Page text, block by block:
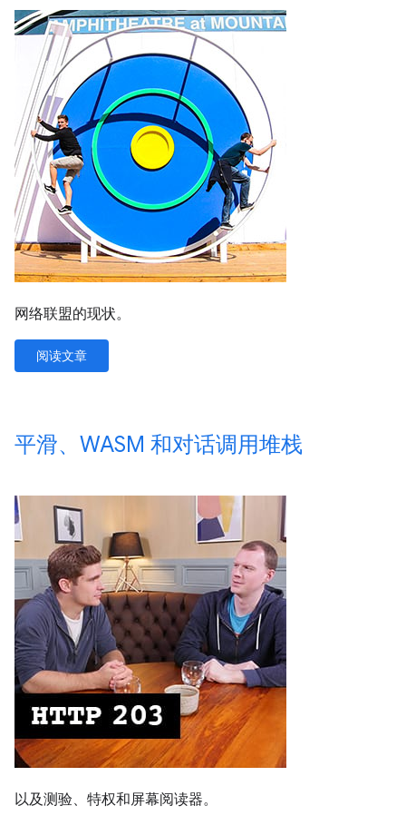
网络联盟的现状。
阅读文章
平滑、WASM 和对话调用堆栈
以及测验、特权和屏幕阅读器。